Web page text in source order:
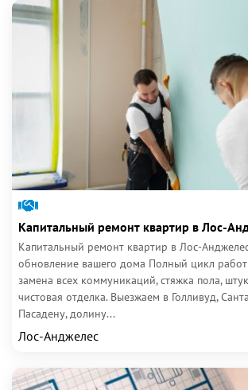
Капитальный ремонт квартир в Лос-
Капитальный ремонт квартир в Лос-
обновление вашего дома Полный цикл
замена всех коммуникаций, стяжка пола,
чистовая отделка. Выезжаем в Голливуд,
Пасадену, долину...
Лос-Анджелес